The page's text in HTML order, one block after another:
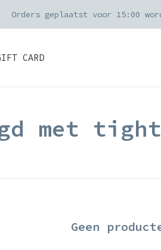
CARD
Orders geplaatst voor 15:00
met
Geen